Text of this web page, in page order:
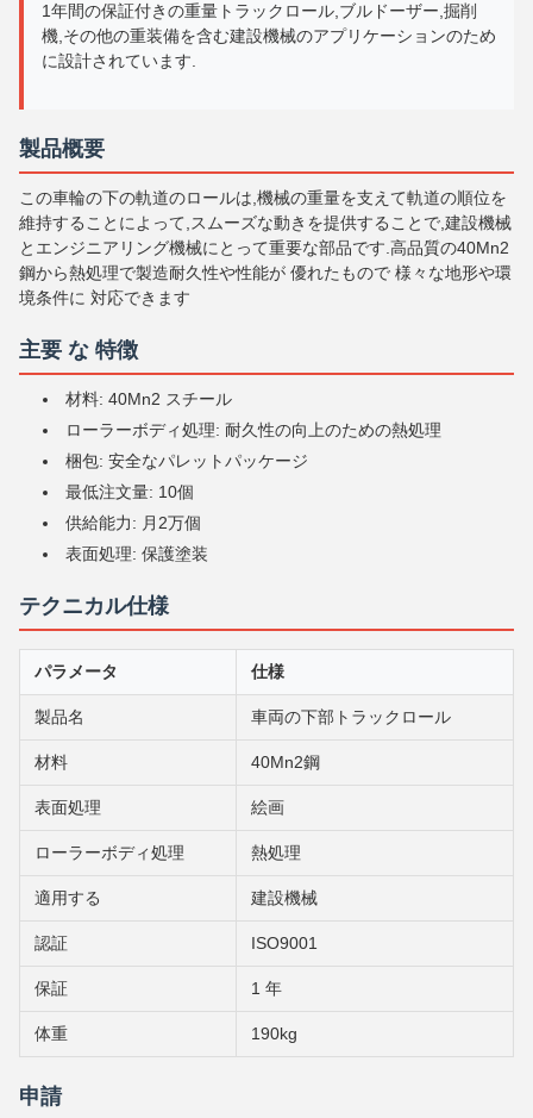
1年間の保証付きの重量トラックロール,ブルドーザー,掘削
機,その他の重装備を含む建設機械のアプリケーションのため
に設計されています.
製品概要
この車輪の下の軌道のロールは,機械の重量を支えて軌道の順位を
維持することによって,スムーズな動きを提供することで,建設機械
とエンジニアリング機械にとって重要な部品です.高品質の40Mn2
鋼から熱処理で製造耐久性や性能が 優れたもので 様々な地形や環
境条件に 対応できます
主要 な 特徴
材料: 40Mn2 スチール
ローラーボディ処理: 耐久性の向上のための熱処理
梱包: 安全なパレットパッケージ
最低注文量: 10個
供給能力: 月2万個
表面処理: 保護塗装
テクニカル仕様
パラメータ 仕様
製品名 車両の下部トラックロール
材料 40Mn2鋼
表面処理 絵画
ローラーボディ処理 熱処理
適用する 建設機械
認証 ISO9001
保証 1 年
体重 190kg
申請